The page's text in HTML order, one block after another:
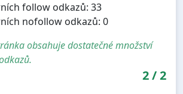
follow odkazů: 33
nofollow odkazů: 0
obsahuje dostatečné množství
2/2